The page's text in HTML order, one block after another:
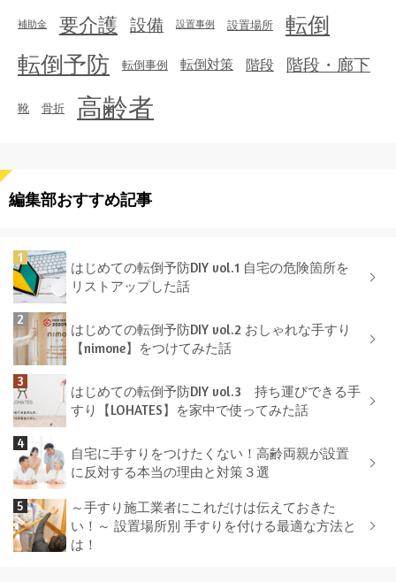
補助金 要介護 設備 設置事例 設置場所
転倒
転倒予防
転倒事例 転倒対策 階段 階段・廊下
靴 骨折 高齢者
編集部おすすめ記事
はじめての転倒予防DIY vol.1 自宅の危険箇所を
リストアップした話
はじめての転倒予防DIY vol.2 おしゃれな手すり
【nimone】をつけてみた話
はじめての転倒予防DIY vol.3 持ち運びできる手
すり【LOHATES】を家中で使ってみた話
自宅に手すりをつけたくない！高齢両親が設置
に反対する本当の理由と対策３選
～手すり施工業者にこれだけは伝えておきた
い！～ 設置場所別 手すりを付ける最適な方法と
は！